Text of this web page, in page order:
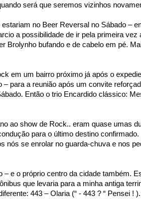
será que seremos vizinhos
no Beer Reversal no Sábado –
a possibilidade de ir pela primeira vez
Brolynho bufando e de cabelo em pé.
em um bairro próximo já após o
para a reunião após um convite
Então o trio Encardido clássico:
ao show de Rock.. eram quase umas
para o último destino
nós se enrolar no guarda-chuva e nos
e o próprio centro da cidade também.
que levaria para a minha antiga
443 – Olaria (“ - 443 ? “ Pensei !